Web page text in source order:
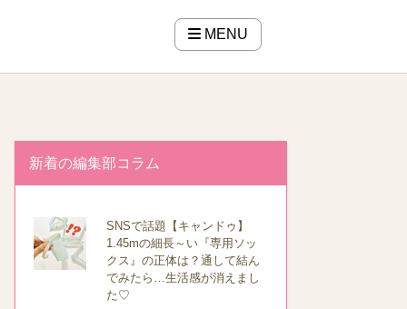
MENU
新着の編集部コラム
SNSで話題【キャンドゥ】
1.45mの細長～い『専用ソッ
クス』の正体は？通して結ん
でみたら…生活感が消えまし
た♡